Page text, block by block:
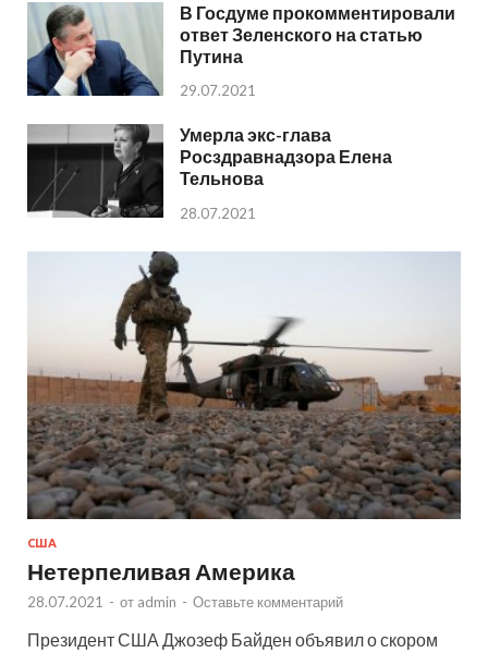
В Госдуме прокомментировали
ответ Зеленского на статью
Путина
29.07.2021
Умерла экс-глава
Росздравнадзора Елена
Тельнова
28.07.2021
США
Нетерпеливая Америка
28.07.2021 - от admin - Оставьте комментарий
Президент США Джозеф Байден объявил о скором